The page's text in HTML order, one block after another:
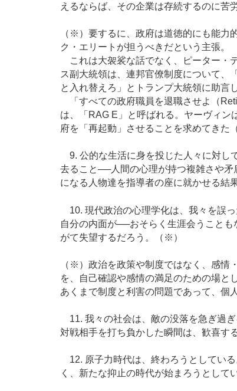
えるならば、その企業は存続するのに苦
（※）要するに、政府は道徳的にも能力
ク・エリートが担うべきだという主張。
これは大袈裟な話でなく、ピーター・
ス副大統領は、連邦官僚制度について、
と入れ替えろ」とトランプ大統領に助言
「すべての政府職員を退職させよ（
は、「RAG E」と呼ばれる。ヤーヴィン
府を「再起動」させることを求めてきた
9. 公的な生活に身を投じた人々に対し
去ること──人間の心理が持つ複雑さや
になる人物達を指導者の座に就かせる結
10. 現代政治の心理学化は、我々を誤っ
自分の内面が──おそらく生涯会うこと
がて失望するだろう。（※）
（※）政治を政策や制度ではなく、感情
を、自己確認や感情の満足のための場と
あくまで制度と利害の問題であって、個
11. 我々の社会は、敵の没落を急ぎ過ぎ
対戦相手を打ち負かした瞬間は、歓喜す
12. 原子力時代は、終わろうとしてい
く、新たな抑止の時代が始まろうとしてい